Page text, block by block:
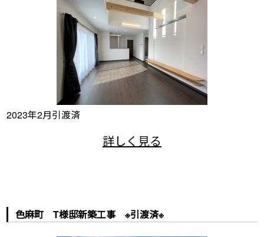
2023年2月引渡済
色麻町 T様邸新築工事 ※引渡済※